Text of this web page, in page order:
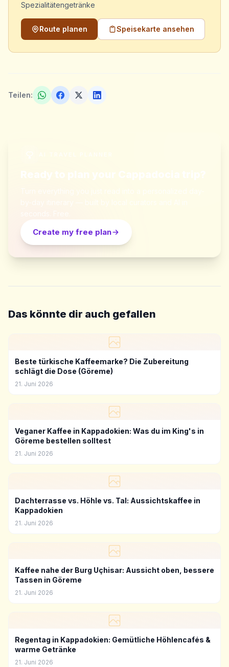
Spezialitätengetränke
Route planen Speisekarte ansehen
Teilen:
Create my free plan
Das könnte dir auch gefallen
Beste türkische Kaffeemarke? Die Zubereitung
schlägt die Dose (Göreme)
21. Juni 2026
Veganer Kaffee in Kappadokien: Was du im King's in
Göreme bestellen solltest
21. Juni 2026
Dachterrasse vs. Höhle vs. Tal: Aussichtskaffee in
Kappadokien
21. Juni 2026
Kaffee nahe der Burg Uçhisar: Aussicht oben, bessere
Tassen in Göreme
21. Juni 2026
Regentag in Kappadokien: Gemütliche Höhlencafés &
warme Getränke
21. Juni 2026